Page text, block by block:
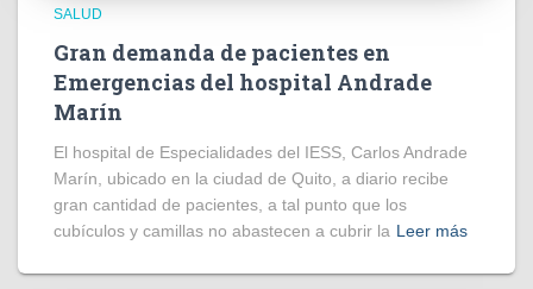
SALUD
Gran demanda de pacientes en
Emergencias del hospital Andrade
Marín
El hospital de Especialidades del IESS, Carlos Andrade
Marín, ubicado en la ciudad de Quito, a diario recibe
gran cantidad de pacientes, a tal punto que los
cubículos y camillas no abastecen a cubrir la Leer más